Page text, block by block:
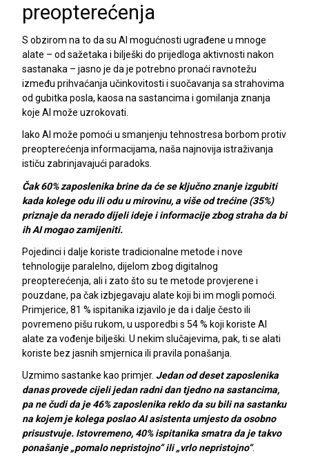
preopterećenja
S obzirom na to da su AI mogućnosti ugrađene u mnoge
alate – od sažetaka i bilješki do prijedloga aktivnosti nakon
sastanaka – jasno je da je potrebno pronaći ravnotežu
između prihvaćanja učinkovitosti i suočavanja sa strahovima
od gubitka posla, kaosa na sastancima i gomilanja znanja
koje AI može uzrokovati.
Iako AI može pomoći u smanjenju tehnostresa borbom protiv
preopterećenja informacijama, naša najnovija istraživanja
ističu zabrinjavajući paradoks.
Čak 60% zaposlenika brine da će se ključno znanje izgubiti
kada kolege odu ili odu u mirovinu, a više od trećine (35%)
priznaje da nerado dijeli ideje i informacije zbog straha da bi
ih AI mogao zamijeniti.
Pojedinci i dalje koriste tradicionalne metode i nove
tehnologije paralelno, dijelom zbog digitalnog
preopterećenja, ali i zato što su te metode provjerene i
pouzdane, pa čak izbjegavaju alate koji bi im mogli pomoći.
Primjerice, 81 % ispitanika izjavilo je da i dalje često ili
povremeno pišu rukom, u usporedbi s 54 % koji koriste AI
alate za vođenje bilješki. U nekim slučajevima, pak, ti se alati
koriste bez jasnih smjernica ili pravila ponašanja.
Uzmimo sastanke kao primjer. Jedan od deset zaposlenika
danas provede cijeli jedan radni dan tjedno na sastancima,
pa ne čudi da je 46% zaposlenika reklo da su bili na sastanku
na kojem je kolega poslao AI asistenta umjesto da osobno
prisustvuje. Istovremeno, 40% ispitanika smatra da je takvo
ponašanje „pomalo nepristojno“ ili „vrlo nepristojno“.